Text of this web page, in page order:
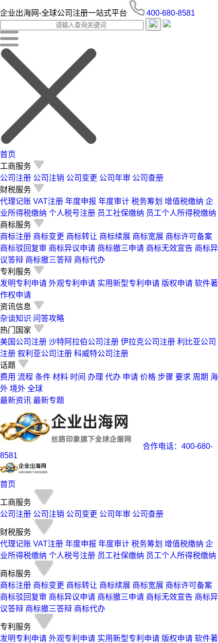
企业出海网-全球公司注册一站式平台 400-680-8581
首页
工商服务
公司注册 公司注销 公司变更 公司年审 公司查册
财税服务
代理记账 VAT注册 年度申报 年度审计 税务筹划 增值税缴纳 企
业所得税缴纳 个人税号注册 员工社保缴纳 员工个人所得税缴纳
商标服务
商标注册 商标变更 商标转让 商标续展 商标宽展 商标许可备案
商标驳回复审 商标异议申请 商标撤三申请 商标无效宣告 商标异
议答辩 商标撤三答辩 商标代办
专利服务
发明专利申请 外观专利申请 实用新型专利申请 版权申请 软件著
作权申请
资讯信息
杂谈知识 问答攻略
热门国家
美国公司注册 沙特阿拉伯公司注册 伊拉克公司注册 利比亚公司
注册 叙利亚公司注册 科威特公司注册
话题
费用 流程 条件 材料 时间 办理 代办 申请 价格 步骤 要求 周期 海
外 境外 全球
最新资讯 最新专题
合作电话：400-680-
8581
首页
工商服务
公司注册 公司注销 公司变更 公司年审 公司查册
财税服务
代理记账 VAT注册 年度申报 年度审计 税务筹划 增值税缴纳 企
业所得税缴纳 个人税号注册 员工社保缴纳 员工个人所得税缴纳
商标服务
商标注册 商标变更 商标转让 商标续展 商标宽展 商标许可备案
商标驳回复审 商标异议申请 商标撤三申请 商标无效宣告 商标异
议答辩 商标撤三答辩 商标代办
专利服务
发明专利申请 外观专利申请 实用新型专利申请 版权申请 软件著